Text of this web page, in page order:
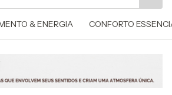
& ENERGIA CONFORTO